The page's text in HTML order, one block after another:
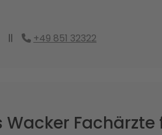
+49 851 32322
Fachärzte